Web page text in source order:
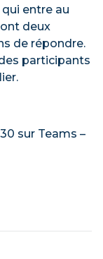
qui entre au
deux
de répondre.
participants
sur Teams –